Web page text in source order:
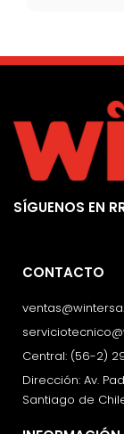
SÍGUENOS EN
CONTACTO
Central: (56-2)
Dirección: Av.
Santiago de